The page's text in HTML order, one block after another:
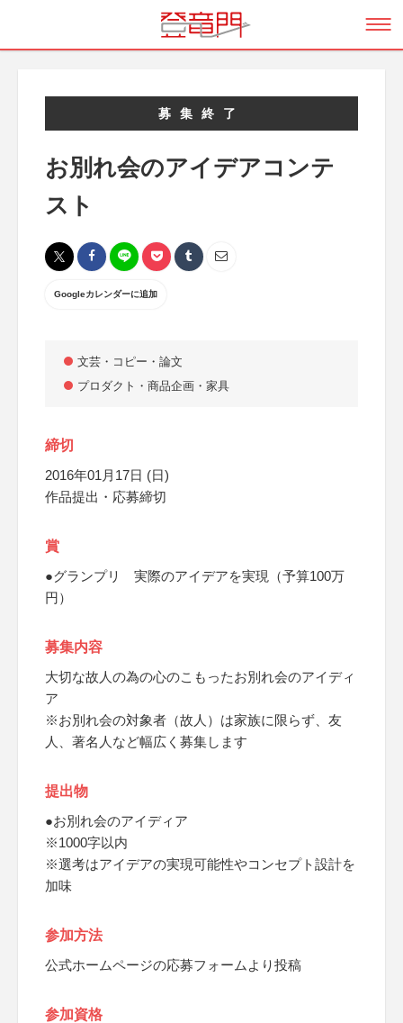
募集終了
お別れ会のアイデアコンテ
スト
Googleカレンダーに追加
文芸・コピー・論文
プロダクト・商品企画・家具
締切
2016年01月17日 (日)
作品提出・応募締切
賞
●グランプリ 実際のアイデアを実現（予算100万
円）
募集内容
大切な故人の為の心のこもったお別れ会のアイディ
ア
※お別れ会の対象者（故人）は家族に限らず、友
人、著名人など幅広く募集します
提出物
●お別れ会のアイディア
※1000字以内
※選考はアイデアの実現可能性やコンセプト設計を
加味
参加方法
公式ホームページの応募フォームより投稿
参加資格